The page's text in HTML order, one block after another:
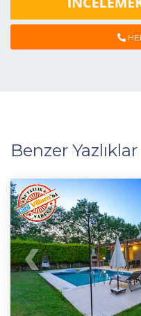
Benzer Yazlıklar